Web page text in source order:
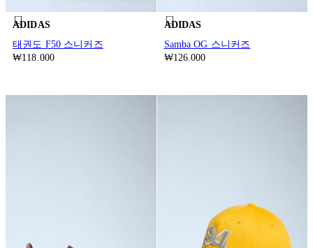
ADIDAS
태권도 F50 스니커즈
₩118.000
ADIDAS
Samba OG 스니커즈
₩126.000